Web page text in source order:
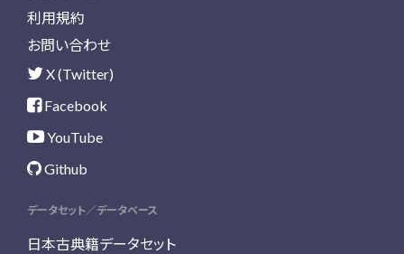
利用規約
お問い合わせ
X (Twitter)
Facebook
YouTube
Github
データセット／データベース
日本古典籍データセット